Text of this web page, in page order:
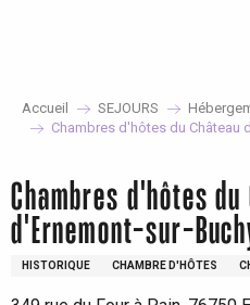
Accueil SEJOURS
Chambres d'hôtes du Château
Chambres d'hôtes du
d'Ernemont-sur-
HISTORIQUE CHAMBRE D'HÔTES